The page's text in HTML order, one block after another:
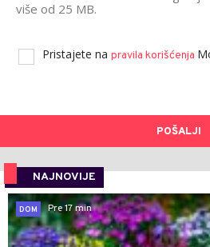
više od 25 MB.
Pristajete na pravila korišćenja
POŠALJI
NAJNOVIJE
DOM
Pre 17 min